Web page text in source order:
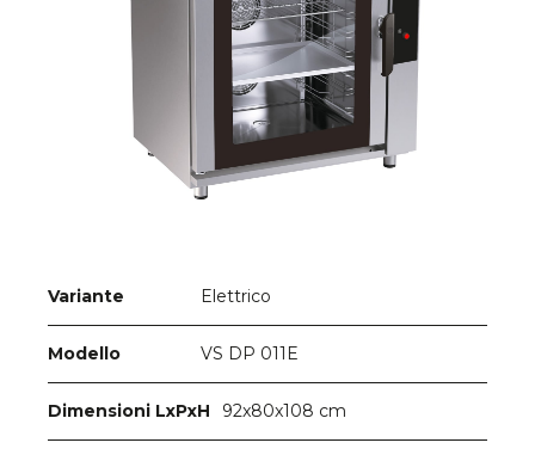
Variante Elettrico
Modello VS DP 011E
Dimensioni LxPxH 92x80x108 cm